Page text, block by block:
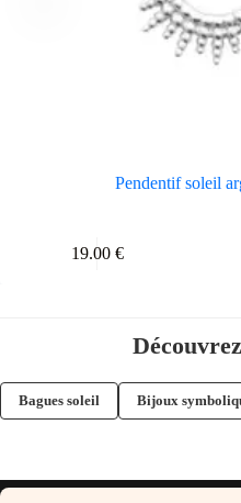
Pendentif soleil
19.00 €
Bagues soleil Bijoux